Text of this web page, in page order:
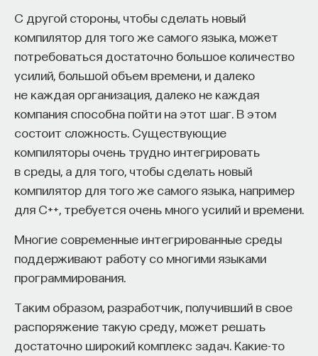
С другой стороны, чтобы сделать новый
компилятор для того же самого языка, может
потребоваться достаточно большое количество
усилий, большой объем времени, и далеко
не каждая организация, далеко не каждая
компания способна пойти на этот шаг. В этом
состоит сложность. Существующие
компиляторы очень трудно интегрировать
в среды, а для того, чтобы сделать новый
компилятор для того же самого языка, например
для C++, требуется очень много усилий и времени.
Многие современные интегрированные среды
поддерживают работу со многими языками
программирования.
Таким образом, разработчик, получивший в свое
распоряжение такую среду, может решать
достаточно широкий комплекс задач. Какие-то
в свое время посчитал, что в среднем
пользователем связан примерно тремя лайками,
тремя кликами, — это означает, что мы можем
коммуникации, решать любые проблемы,
находить любого человека посредством именно
становится пространством для связи любого
уметь пользоваться.
Если суммировать позицию Дженкинса,
то получается, что цифровой и грамотный
то есть навыки, связанные с пользованием
железом, как мы взаимодействуем
с компьютерами или, если совсем расширить это